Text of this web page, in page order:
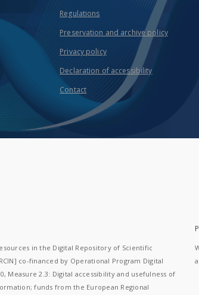
Regulations
Preservation and archive policy
Privacy policy
Declaration of accessibility
Contact
in the Digital Repository of Scientific
co-financed by Operational Program Digital
Measure 2.3: Digital accessibility and usefulness of
funds from the European Regional